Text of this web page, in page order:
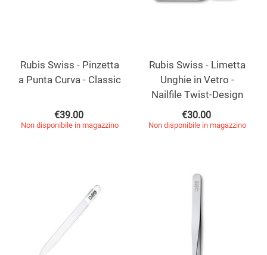
Rubis Swiss - Pinzetta
a Punta Curva - Classic
€39.00
Non disponibile in magazzino
Rubis Swiss - Limetta
Unghie in Vetro -
Nailfile Twist-Design
€30.00
Non disponibile in magazzino